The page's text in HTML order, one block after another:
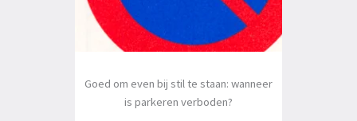
Goed om even bij stil te staan: wanneer
is parkeren verboden?